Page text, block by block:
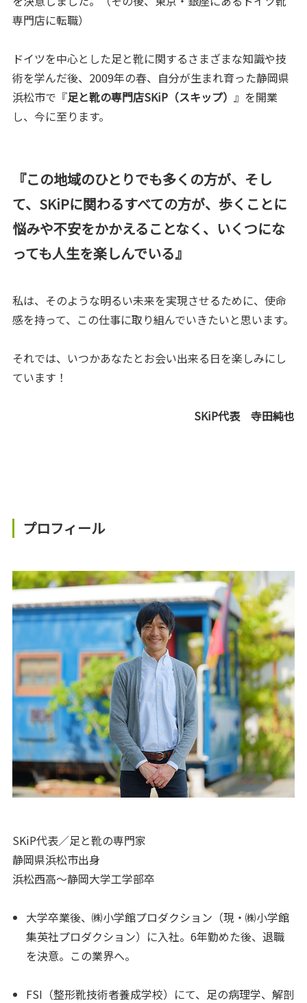
専門店に転職）
ドイツを中心とした足と靴に関するさまざまな知識や技
術を学んだ後、2009年の春、自分が生まれ育った静岡県
浜松市で『足と靴の専門店SKiP（スキップ） 』を開業
し、今に至ります。
『この地域のひとりでも多くの方が、そし
て、SKiPに関わるすべての方が、歩くことに
悩みや不安をかかえることなく、いくつにな
っても人生を楽しんでいる』
私は、そのような明るい未来を実現させるために、使命
感を持って、この仕事に取り組んでいきたいと思います。
それでは、いつかあなたとお会い出来る日を楽しみにし
ています！
SKiP代表 寺田純也
プロフィール
SKiP代表／足と靴の専門家
静岡県浜松市出身
浜松西高～静岡大学工学部卒
大学卒業後、㈱小学館プロダクション（現・㈱小学館
集英社プロダクション）に入社。6年勤めた後、退職
を決意。この業界へ。
FSI（整形靴技術者養成学校）にて、足の病理学、解剖